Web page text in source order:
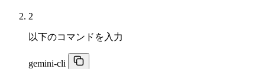
2
以下のコマンドを入力
gemini-cli